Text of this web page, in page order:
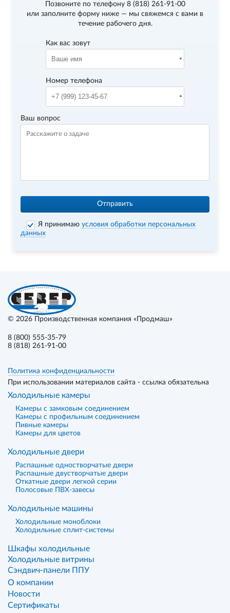
Позвоните по телефону 8 (818) 261-91-00
или заполните форму ниже — мы свяжемся с вами в
течение рабочего дня.
Как вас зовут
Номер телефона
Ваш вопрос
Отправить
Я принимаюусловия обработки персональных
данных
© 2026 Производственная компания «Продмаш»
8 (800) 555-35-79
8 (818) 261-91-00
Политика конфиденциальности
При использовании материалов сайта - ссылка обязательна
Холодильные камеры
Камеры с замковым соединением
Камеры с профильным соединением
Пивные камеры
Камеры для цветов
Холодильные двери
Распашные одностворчатые двери
Распашные двустворчатые двери
Откатные двери легкой серии
Полосовые ПВХ-завесы
Холодильные машины
Холодильные моноблоки
Холодильные сплит-системы
Шкафы холодильные
Холодильные витрины
Сэндвич-панели ППУ
О компании
Новости
Сертификаты